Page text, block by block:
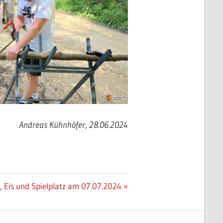
Andreas Kühnhöfer, 28.06.2024
Eis und Spielplatz am 07.07.2024